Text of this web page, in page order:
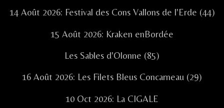
14 Août 2026: Festival des Cons Vallons de l'Erde (44)
15 Août 2026: Kraken enBordée
Les Sables d'Olonne (85)
16 Août 2026: Les Filets Bleus Concarneau (29)
10 Oct 2026: La CIGALE